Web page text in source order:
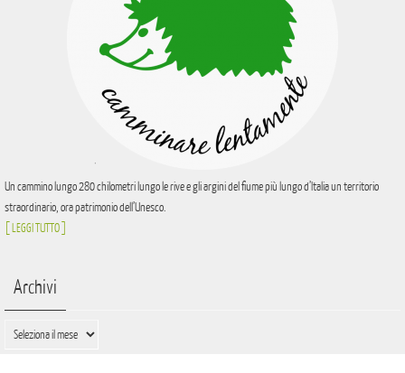
Un cammino lungo 280 chilometri lungo le rive e gli argini del fiume più lungo d’Italia un territorio
straordinario, ora patrimonio dell’Unesco.
[ LEGGI TUTTO ]
Archivi
Archivi